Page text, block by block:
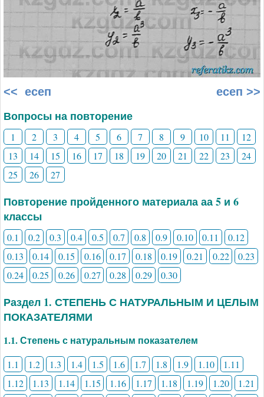
<< есеп есеп >>
Вопросы на повторение
1 2 3 4 5 6 7 8 9 10 11
12
13
14 15 16 17 18 19 20 21 22 23
24
25
26 27
Повторение пройденного материала аа 5 и 6
классы
0.1 0.2 0.3 0.4 0.5 0.7 0.8 0.9 0.10 0.11
0.12
0.13
0.14 0.15 0.16 0.17 0.18 0.19 0.21 0.22
0.23
0.24
0.25 0.26 0.27 0.28 0.29 0.30
Раздел 1. СТЕПЕНЬ С НАТУРАЛЬНЫМ И ЦЕЛЫМ
ПОКАЗАТЕЛЯМИ
1.1. Степень с натуральным показателем
1.1 1.2 1.3 1.4 1.5 1.6 1.7 1.8 1.9 1.10
1.11
1.12
1.13 1.14 1.15 1.16 1.17 1.18 1.19 1.20
1.21